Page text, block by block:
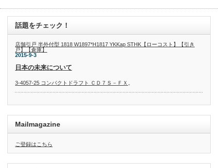
話題をチェック！
店舗引戸 半外付型 1818 W1897*H1817 YKKap STHK【ローコスト】【引き
戸】【倉庫】
2015-9-3
日本の未来について
3-4057-25 コンパクトドラフト ＣＤ７Ｓ－ＦＸ
Mailmagazine
ご登録はこちら